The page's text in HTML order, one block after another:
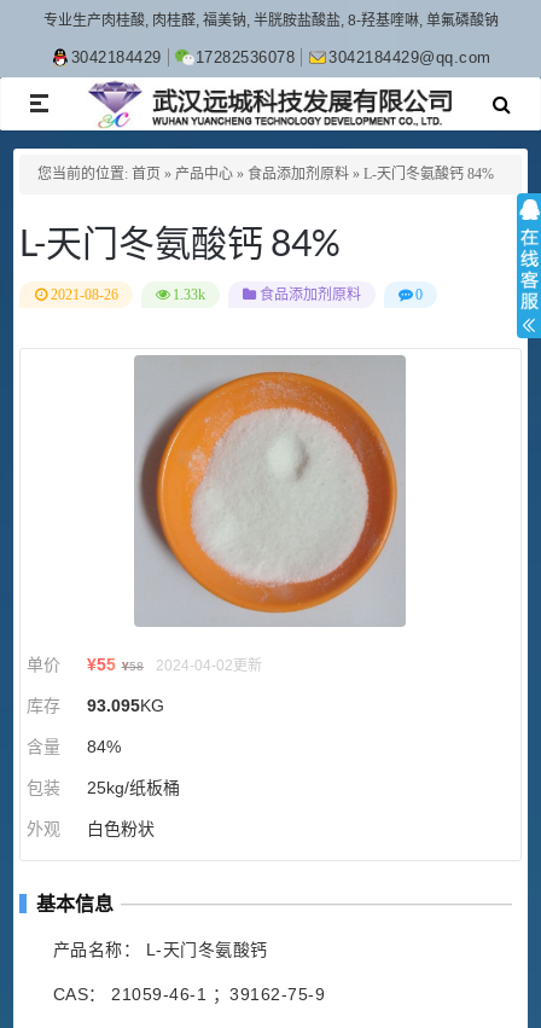
专业生产肉桂酸, 肉桂醛, 福美钠, 半胱胺盐酸盐, 8-羟基喹啉, 单氟磷酸钠
3042184429 17282536078 3042184429@qq.com
TOGGLE
NAVIGATION
您当前的位置: 首页 » 产品中心 » 食品添加剂原料 » L-天门冬氨酸钙 84%
L-天门冬氨酸钙 84%
2021-08-26 1.33k 食品添加剂原料 0
单价 ¥55 ¥58 2024-04-02更新
库存 93.095KG
含量 84%
包装 25kg/纸板桶
外观 白色粉状
基本信息
产品名称： L-天门冬氨酸钙
CAS： 21059-46-1 ；39162-75-9